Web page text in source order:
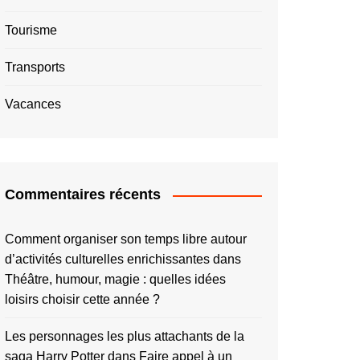
Tourisme
Transports
Vacances
Commentaires récents
Comment organiser son temps libre autour
d’activités culturelles enrichissantes dans
Théâtre, humour, magie : quelles idées
loisirs choisir cette année ?
Les personnages les plus attachants de la
saga Harry Potter dans Faire appel à un